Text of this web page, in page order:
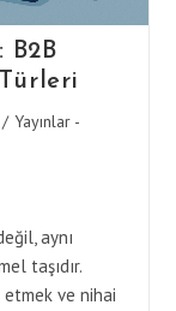
B2B
/ Yayınlar -
aynı
taşıdır.
ve nihai